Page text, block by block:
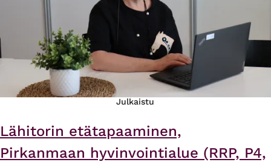
Julkaistu
Lähitorin etätapaaminen,
Pirkanmaan hyvinvointialue (RRP, P4,